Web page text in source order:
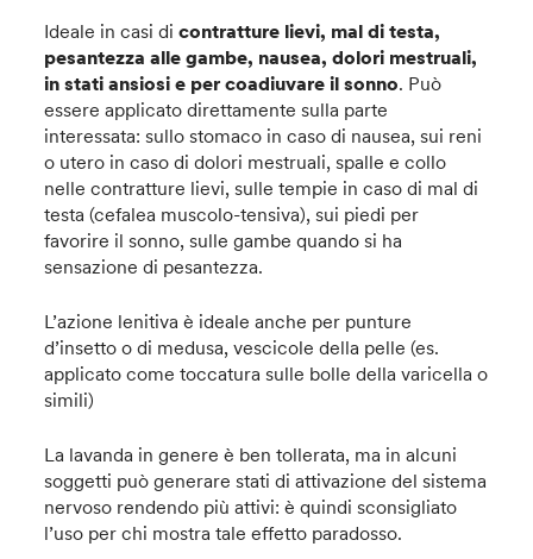
Ideale in casi dicontratture lievi, mal di testa,
pesantezza alle gambe, nausea, dolori mestruali,
in stati ansiosi e per coadiuvare il sonno. Può
essere applicato direttamente sulla parte
interessata: sullo stomaco in caso di nausea, sui reni
o utero in caso di dolori mestruali, spalle e collo
nelle contratture lievi, sulle tempie in caso di mal di
testa (cefalea muscolo-tensiva), sui piedi per
favorire il sonno, sulle gambe quando si ha
sensazione di pesantezza.
L’azione lenitiva è ideale anche per punture
d’insetto o di medusa, vescicole della pelle (es.
applicato come toccatura sulle bolle della varicella o
simili)
La lavanda in genere è ben tollerata, ma in alcuni
soggetti può generare stati di attivazione del sistema
nervoso rendendo più attivi: è quindi sconsigliato
l’uso per chi mostra tale effetto paradosso.